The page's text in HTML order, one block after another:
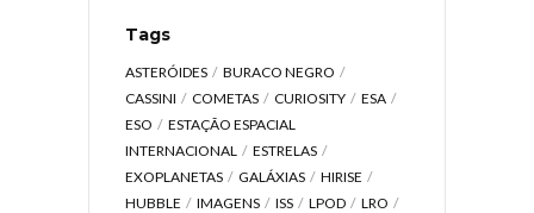
Tags
ASTERÓIDES
BURACO NEGRO
CASSINI
COMETAS CURIOSITY
ESA
ESO
ESTAÇÃO ESPACIAL
INTERNACIONAL
ESTRELAS
EXOPLANETAS
GALÁXIAS
HIRISE
HUBBLE
IMAGENS ISS LPOD
LRO